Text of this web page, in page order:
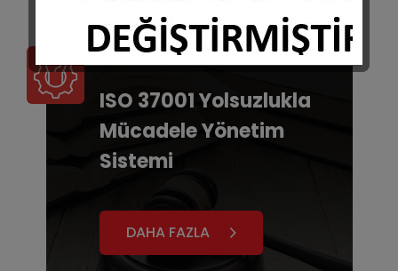
ISO 37001 Yolsuzlukla
Mücadele Yönetim
Sistemi
DAHA FAZLA